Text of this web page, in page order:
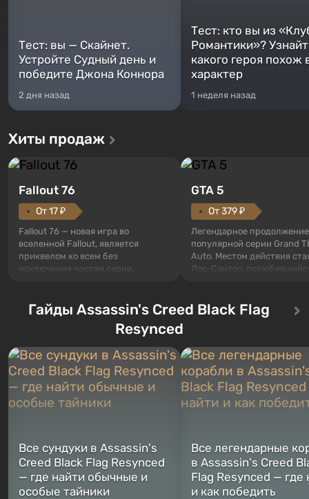
Тест: вы — Скайнет.
Устройте Судный день и
победите Джона Коннора
2 дня назад
Тест: кто вы из
Романтики»?
какого героя похож
характер
1 неделя назад
Хиты продаж
Fallout 76
От 17 ₽
Fallout 76 — новая игра во
вселенной Fallout, является
приквелом ко всем без
исключения частям серии.
Оно же, по задумке специалистов
Vault-Tec, должно открыться
первым после того, как на
Место действия Fallout...
GTA 5
От 379 ₽
Легендарное продолжение
популярной серии Grand
Auto. Местом действия
Лос-Сантос,
сразу трех персонажей:
Тревора и Франклина,
Жанр и...
Гайды Assassin's Creed Black Flag
Resynced
Все сундуки в Assassin's
Creed Black Flag Resynced
— где найти обычные и
особые тайники
Все легендарные
в Assassin's Creed
Flag Resynced — где
и как победить